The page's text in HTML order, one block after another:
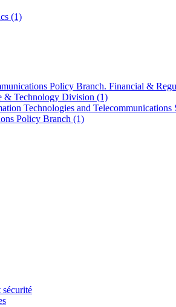
(1)
Policy Branch. Financial &
& Technology Division (1)
Technologies and Telecommunications
Policy Branch (1)
sécurité